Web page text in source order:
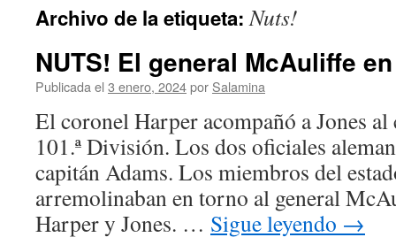
Archivo de la etiqueta:Nuts!
NUTS! El general McAuliffe
Publicada el 3 enero, 2024por Salamina
El coronel Harper acompañó a Jones
101.ª División. Los dos oficiales
capitán Adams. Los miembros del
arremolinaban en torno al general
Harper y Jones. … Sigue leyendo →